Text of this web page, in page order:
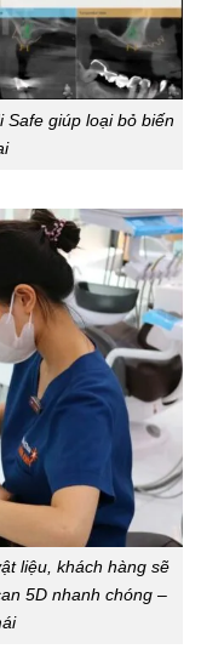
Safe giúp loại bỏ biến
liệu, khách hàng sẽ
5D nhanh chóng –